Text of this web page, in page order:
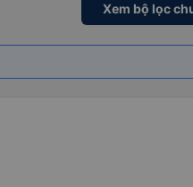
Xem bộ lọc